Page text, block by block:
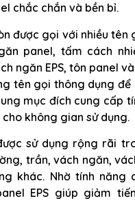
chắc chắn và bền bỉ.
được gọi với nhiều tên
panel, tấm cách
ngăn EPS, tôn panel
tên gọi thông dụng để
mục đích cung cấp
không gian sử dụng.
sử dụng rộng rãi
trần, vách ngăn,
khác. Nhờ tính năng
EPS giúp giảm